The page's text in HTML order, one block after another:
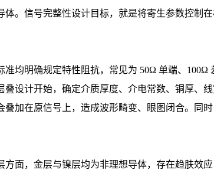
。信号完整性设计目标，就是将寄生参数控
准均明确规定特性阻抗，常见为 50Ω 单端、
设计开始，确定介质厚度、介电常数、铜厚、
加在原信号上，造成波形畸变、眼图闭合。
面，金层与镍层均为非理想导体，存在趋肤